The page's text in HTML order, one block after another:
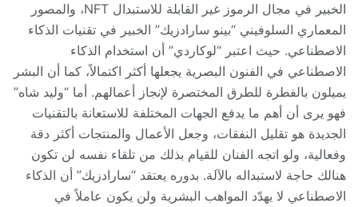
الخبير في مجال الرموز غير القابلة للاستبدال NFT، والمصور
المعماري السلوفيني “بينو سارادزيك” الخبير في تقنيات الذكاء
الاصطناعي. حيث اعتبر “لوكاردي” أن استخدام الذكاء
الاصطناعي في الفنون البصرية يجعلها أكثر اكتمالاً، كما أن البشر
يميلون بالفطرة للطرق المختصرة لإنجاز أعمالهم. أما “وليد شاه”
فهو يرى أن أهم ما يدفع الجهات المختلفة للاستعانة بالتقنيات
الجديدة هو تقليل النفقات، وجعل الأعمال والمنتجات أكثر دقة
وفعالية، ولو اتجه الفنان للقيام بذلك من تلقاء نفسه لن تكون
هنالك حاجة لاستبداله بالآلة. بدوره يعتقد “سارادزيك” أن الذكاء
الاصطناعي لا يهدّد المواهب البشرية ولن يكون عاملاً في